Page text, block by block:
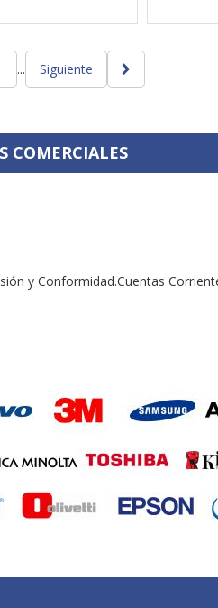
... Siguiente
COMERCIALES
y Conformidad.Cuentas